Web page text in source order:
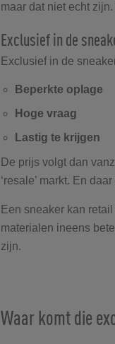
maar dat niet echt
Exclusief in de
Exclusief in de
Beperkte oplage
Hoge vraag
Lastig te krijgen
De prijs volgt dan
‘resale’ markt. En
Een sneaker kan
materialen ineens
zijn.
Waar komt die